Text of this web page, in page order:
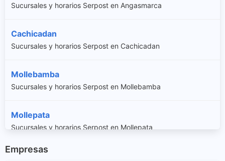
Sucursales y horarios Serpost en Angasmarca
Cachicadan
Sucursales y horarios Serpost en Cachicadan
Mollebamba
Sucursales y horarios Serpost en Mollebamba
Mollepata
Sucursales y horarios Serpost en Mollepata
Quiruvilca
Empresas